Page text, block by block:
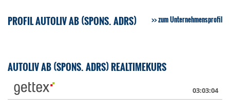
PROFIL AUTOLIV AB (SPONS. ADRS) zum Unternehmensprofil
AUTOLIV AB (SPONS. ADRS) REALTIMEKURS
03:03:04